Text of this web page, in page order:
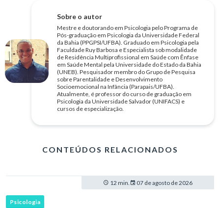
Sobre o autor
Mestre e doutorando em Psicologia pelo Programa de
Pós-graduação em Psicologia da Universidade Federal
da Bahia (PPGPSI/UFBA). Graduado em Psicologia pela
Faculdade Ruy Barbosa e Especialista sob modalidade
de Residência Multiprofissional em Saúde com Ênfase
em Saúde Mental pela Universidade do Estado da Bahia
(UNEB). Pesquisador membro do Grupo de Pesquisa
sobre Parentalidade e Desenvolvimento
Socioemocional na Infância (Parapais/UFBA).
Atualmente, é professor do curso de graduação em
Psicologia da Universidade Salvador (UNIFACS) e
cursos de especialização.
CONTEÚDOS RELACIONADOS
12 min. 07 de agosto de 2026
Psicologia